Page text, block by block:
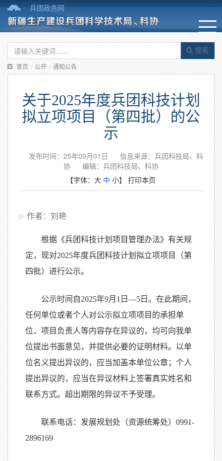
兵团政务网
搜索
首页 / 公开 / 通知公告
关于2025年度兵团科技计划
拟立项项目（第四批）的公
示
发布时间：25年09月01日
信息来源：兵团科技局、科
协
编辑：兵团科技局、科协
【字体： 大 中 小】 打印本页
作者：刘艳
根据《兵团科技计划项目管理办法》有关规
定，现对2025年度兵团科技计划拟立项项目（第
四批）进行公示。
公示时间自2025年9月1日—5日。在此期间，
任何单位或者个人对公示拟立项项目的承担单
位、项目负责人等内容存在异议的，均可向我单
位提出书面意见，并提供必要的证明材料。以单
位名义提出异议的，应当加盖本单位公章；个人
提出异议的，应当在异议材料上签署真实姓名和
联系方式。超出期限的异议不予受理。
联系电话：发展规划处（资源统筹处）0991-
2896169